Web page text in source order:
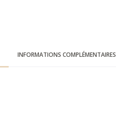
INFORMATIONS COMPLÉMENTAIRES